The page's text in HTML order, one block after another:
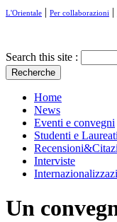
L'Orientale | Per collaborazioni |
Search this site :
Home
News
Eventi e convegni
Studenti e Laureati
Interviste
Un